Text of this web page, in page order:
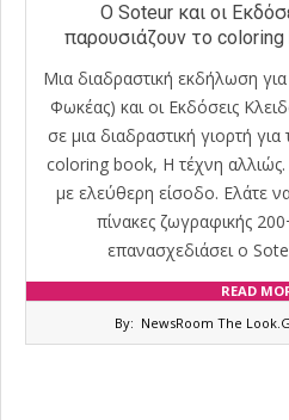
Ο Soteur και οι
παρουσιάζουν το
Μια διαδραστική εκδήλωση
Φωκέας) και οι Εκδόσεις
σε μια διαδραστική γιορτή
coloring book, Η τέχνη
με ελεύθερη είσοδο. Ελάτε
πίνακες ζωγραφικής
επανασχεδιάσει ο
READ
By: NewsRoom The